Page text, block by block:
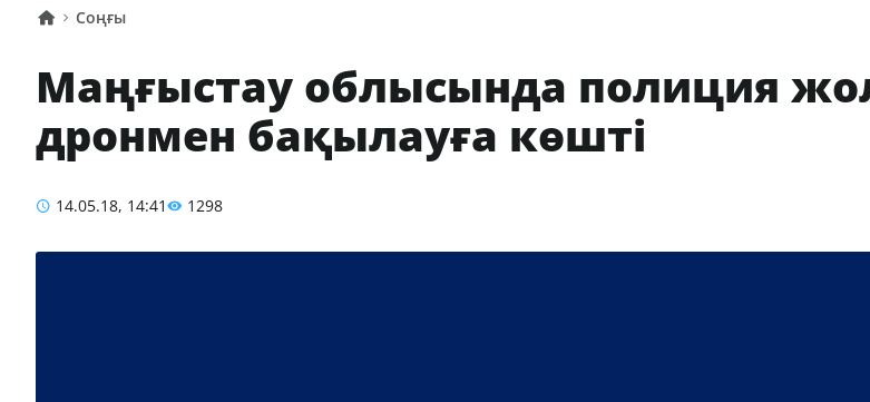
Соңғы
Маңғыстау облысында полиция
дронмен бақылауға көшті
14.05.18, 14:41 1298